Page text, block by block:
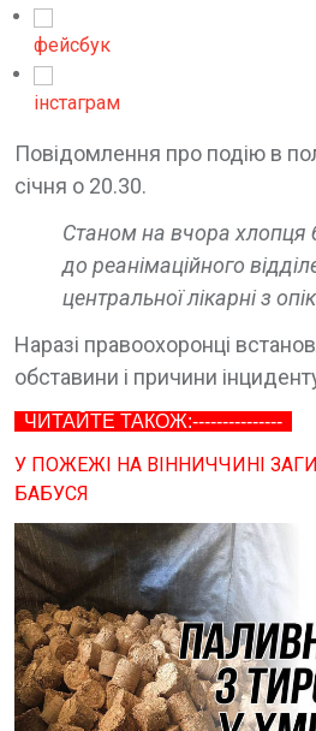
фейсбук
інстаграм
Повідомлення про подію в
січня о 20.30.
Станом на вчора хлопця
до реанімаційного
центральної лікарні з
Наразі правоохоронці
обставини і причини
ЧИТАЙТЕ ТАКОЖ:---------------
У ПОЖЕЖІ НА ВІННИЧЧИНІ
БАБУСЯ